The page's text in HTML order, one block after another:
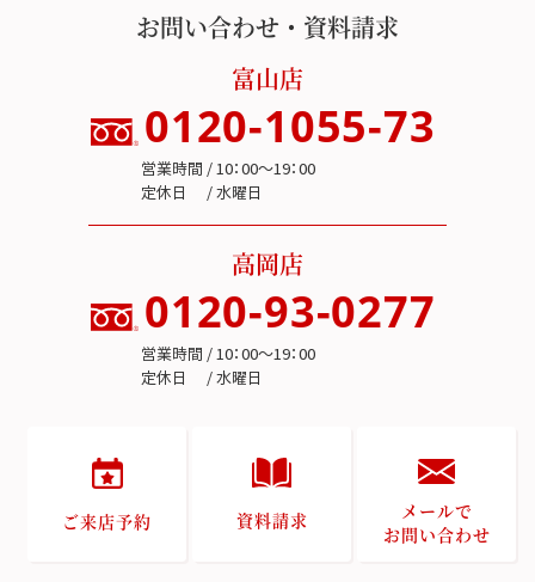
お問い合わせ・資料請求
富山店
0120-1055-73
営業時間 / 10：00～19：00
定休日 / 水曜日
高岡店
0120-93-0277
営業時間 / 10：00～19：00
定休日 / 水曜日
ご来店予約 資料請求
メールで
お問い合わせ